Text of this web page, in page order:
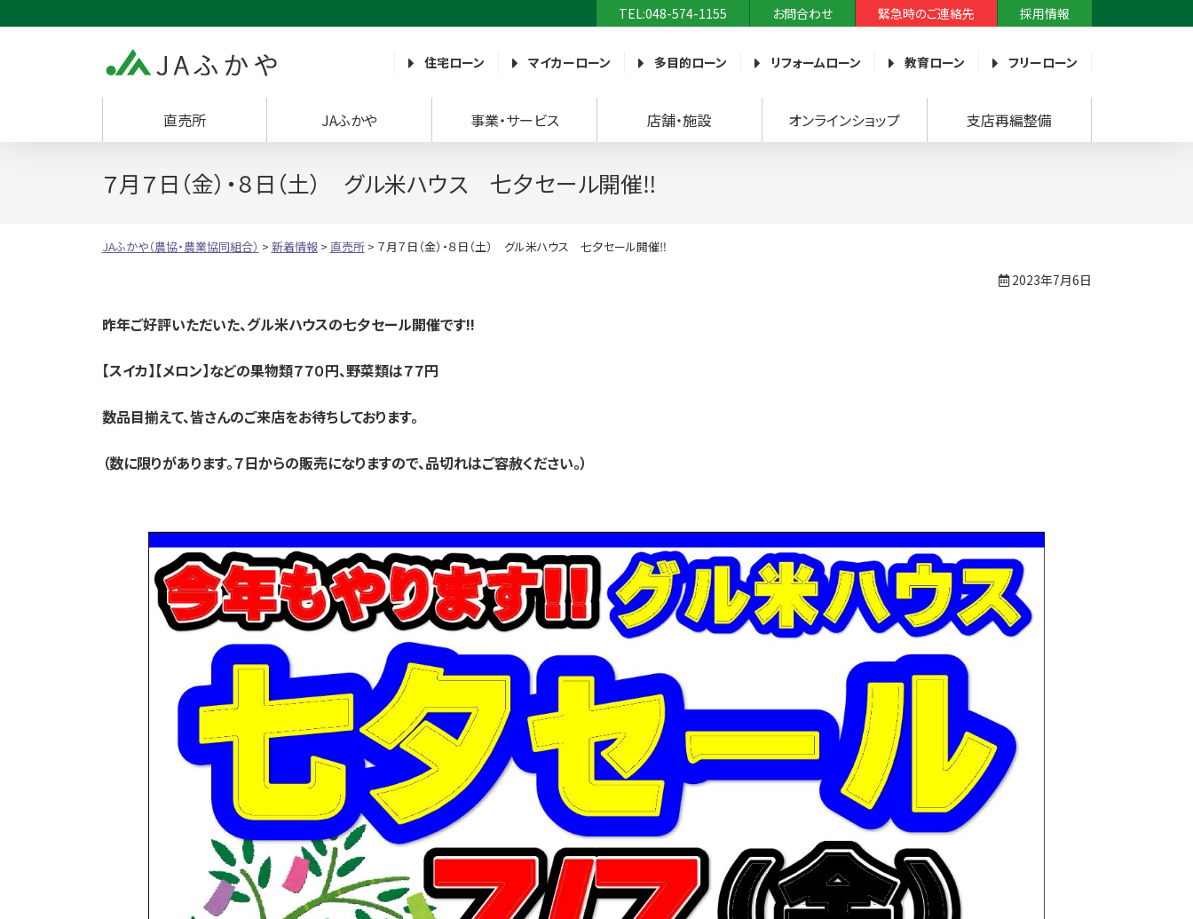
TEL:048-574-1155 お問合わせ 緊急時のご連絡先 採用情報
JAふかや（農協・農業協同組合）
住宅ローン マイカーローン 多目的ローン リフォームローン 教育ローン フリーローン
直売所 JAふかや 事業・サービス 店舗・施設 オンラインショップ 支店再編整備
７月７日（金）・８日（土） グル米ハウス 七夕セール開催‼
JAふかや（農協・農業協同組合） > 新着情報> 直売所> ７月７日（金）・８日（土） グル米ハウス 七夕セール開催‼
2023年7月6日
昨年ご好評いただいた、グル米ハウスの七夕セール開催です!!
【スイカ】【メロン】などの果物類７７０円、野菜類は７７円
数品目揃えて、皆さんのご来店をお待ちしております。
（数に限りがあります。７日からの販売になりますので、品切れはご容赦ください。）